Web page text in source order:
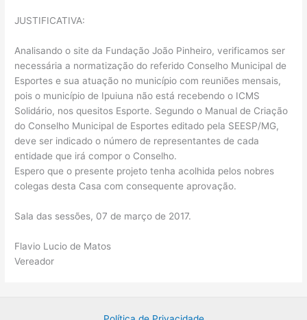
JUSTIFICATIVA:
Analisando o site da Fundação João Pinheiro, verificamos ser
necessária a normatização do referido Conselho Municipal de
Esportes e sua atuação no município com reuniões mensais,
pois o município de Ipuiuna não está recebendo o ICMS
Solidário, nos quesitos Esporte. Segundo o Manual de Criação
do Conselho Municipal de Esportes editado pela SEESP/MG,
deve ser indicado o número de representantes de cada
entidade que irá compor o Conselho.
Espero que o presente projeto tenha acolhida pelos nobres
colegas desta Casa com consequente aprovação.
Sala das sessões, 07 de março de 2017.
Flavio Lucio de Matos
Vereador